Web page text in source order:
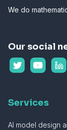
We do
Our social
Services
AI model design